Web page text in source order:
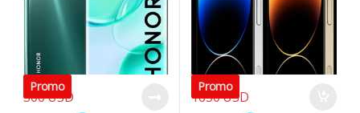
Promo
500USD
580USD Promo
1650USD
1860USD